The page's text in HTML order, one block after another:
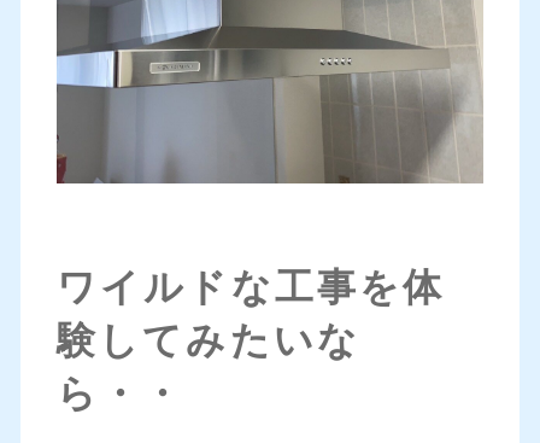
ワイルドな工事を体
験してみたいな
ら・・